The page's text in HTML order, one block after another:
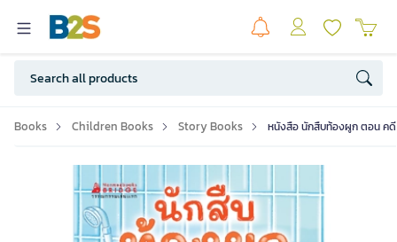
Books Children Books Story Books หนังสือ นักสืบท้องผูก ตอน ค